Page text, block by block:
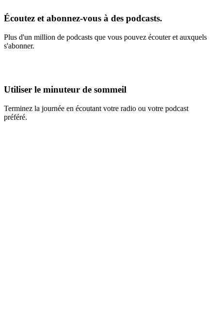
Écoutez et abonnez-vous à des podcasts.
Plus d'un million de podcasts que vous pouvez écouter et auxquels
s'abonner.
Utiliser le minuteur de sommeil
Terminez la journée en écoutant votre radio ou votre podcast
préféré.